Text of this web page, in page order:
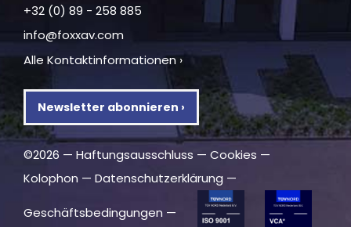
+32 (0) 89 - 258 885
info@foxxav.com
Alle Kontaktinformationen ›
Newsletter abonnieren ›
©2026 — Haftungsausschluss — Cookies —
Kolophon — Datenschutzerklärung —
Geschäftsbedingungen —